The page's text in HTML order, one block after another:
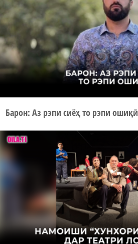
Барон: Аз рэпи сиёҳ то рэпи ошиқӣ